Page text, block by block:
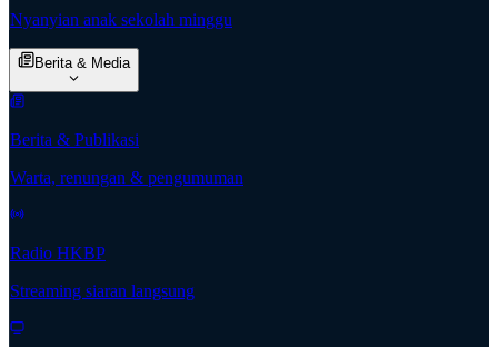
Nyanyian anak sekolah minggu
Berita & Media
Berita & Publikasi
Warta, renungan & pengumuman
Radio HKBP
Streaming siaran langsung